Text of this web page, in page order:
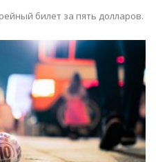
билет за пять долларов.